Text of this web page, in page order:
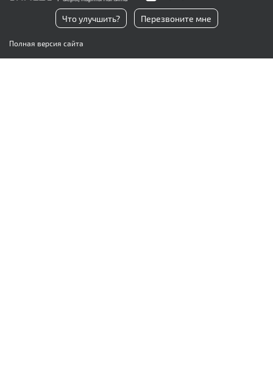
Что улучшить? Перезвоните мне
Полная версия сайта